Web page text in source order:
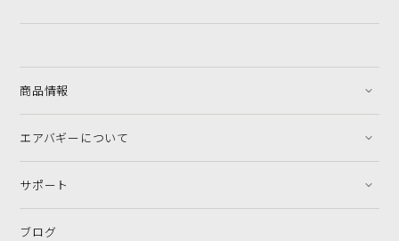
商品情報
エアバギーについて
サポート
ブログ